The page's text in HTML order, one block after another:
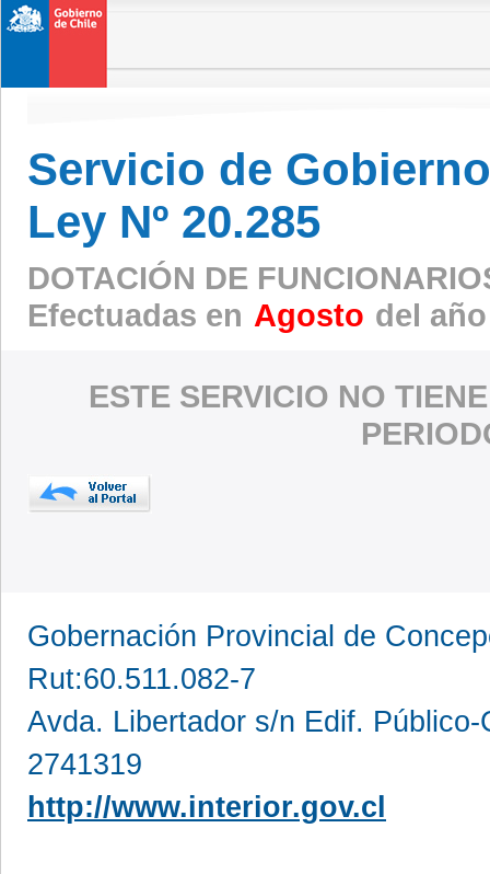
Servicio de
Ley Nº 20.285
DOTACIÓN DE
Efectuadas en Agosto del
ESTE SERVICIO NO
Gobernación Provincial de
Rut:60.511.082-7
Avda. Libertador s/n Edif.
2741319
http://www.interior.gov.cl